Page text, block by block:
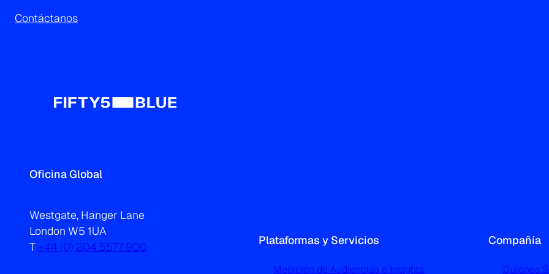
Contáctanos
Oficina Global
Westgate, Hanger Lane
London W5 1UA
T +44 (0) 204 5577 900 Plataformas y Servicios
Medición de Audiencias e Insights
Compañía
Quiénes